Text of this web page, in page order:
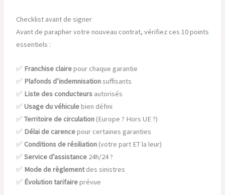
Checklist avant de signer
Avant de parapher votre nouveau contrat, vérifiez ces 10 points
essentiels :
✅ Franchise clairepour chaque garantie
✅ Plafonds d’indemnisationsuffisants
✅ Liste des conducteursautorisés
✅ Usage du véhiculebien défini
✅ Territoire de circulation(Europe ? Hors UE ?)
✅ Délai de carencepour certaines garanties
✅ Conditions de résiliation(votre part ET la leur)
✅ Service d’assistance24h/24 ?
✅ Mode de règlementdes sinistres
✅ Évolution tarifaireprévue